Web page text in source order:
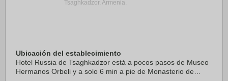
Tsaghkadzor, Armenia.
Ubicación del establecimiento
Hotel Russia de Tsaghkadzor está a pocos pasos de Museo
Hermanos Orbeli y a solo 6 min a pie de Monasterio de